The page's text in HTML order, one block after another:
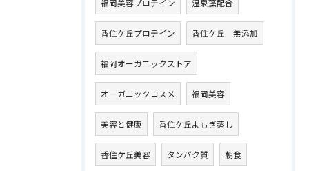
福岡美容プロテイン 温泉藻配合
香住ケ丘プロテイン 香住ケ丘 無添加
福岡オーガニックストア
オーガニックコスメ 福岡美容
美容と健康 香住ケ丘よもぎ蒸し
香住ケ丘美容 タンパク質 朝食